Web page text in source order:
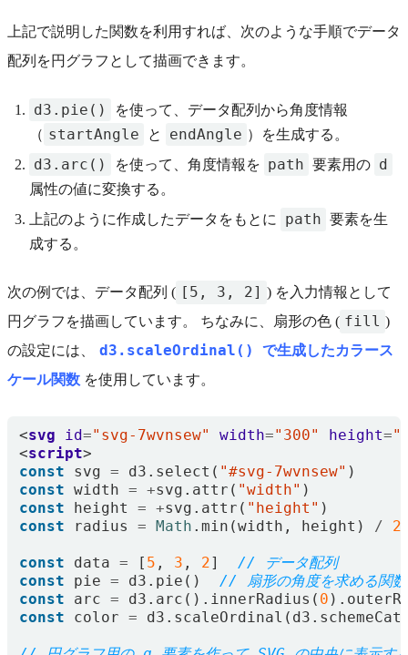
上記で説明した関数を利用すれば、次のような手順でデータ
配列を円グラフとして描画できます。
d3.pie()
を使って、データ配列から角度情報
（ startAngle と endAngle ）を生成する。
d3.arc() を使って、角度情報を path 要素用の d
属性の値に変換する。
上記のように作成したデータをもとに
path 要素を生
成する。
次の例では、データ配列 ( [5, 3, 2] ) を入力情報として
円グラフを描画しています。 ちなみに、扇形の色 ( fill )
の設定には、
d3.scaleOrdinal()
で生成したカラース
ケール関数 を使用しています。
<svg id="svg-7wvnsew" width="300" height=
<script>
const
svg = d3 . select ( "#svg-7wvnsew" )
const width = +svg . attr ( "width" )
const
height = +svg . attr ( "height" )
const
radius = Math . min (width , height ) / 2
const data = [ 5 , 3 , 2]
const
pie = d3 . pie ()
const
arc = d3 . arc (). innerRadius ( 0 ).
const
color = d3 . scaleOrdinal ( d3 .